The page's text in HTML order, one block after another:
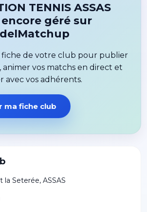
la Seterée, ASSAS
TENNIS ASSAS
géré sur
fiche de votre club pour publier
animer vos matchs en direct et
avec vos adhérents.
ma fiche club